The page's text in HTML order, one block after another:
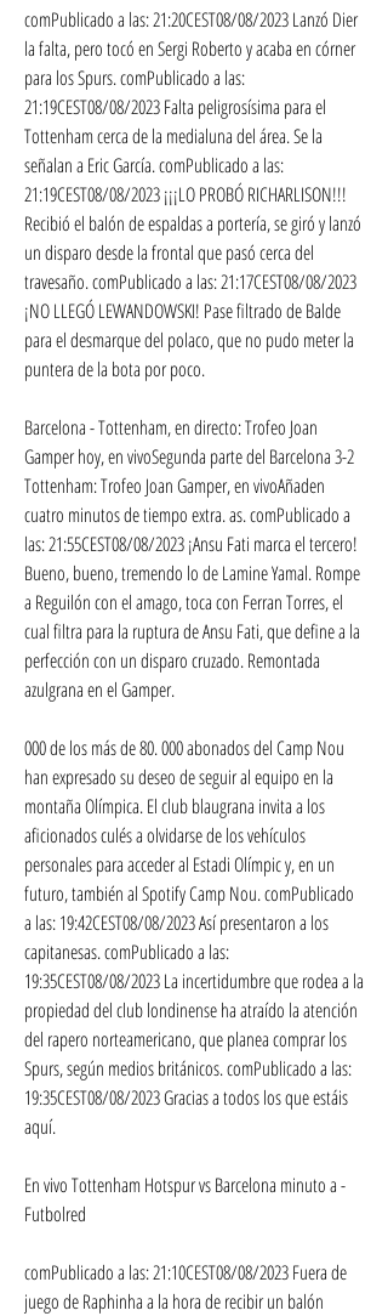
comPublicado a las: 21:20CEST08/08/2023 Lanzó Dier
la falta, pero tocó en Sergi Roberto y acaba en córner
para los Spurs. comPublicado a las:
21:19CEST08/08/2023 Falta peligrosísima para el
Tottenham cerca de la medialuna del área. Se la
señalan a Eric García. comPublicado a las:
21:19CEST08/08/2023 ¡¡¡LO PROBÓ RICHARLISON!!!
Recibió el balón de espaldas a portería, se giró y lanzó
un disparo desde la frontal que pasó cerca del
travesaño. comPublicado a las: 21:17CEST08/08/2023
¡NO LLEGÓ LEWANDOWSKI! Pase filtrado de Balde
para el desmarque del polaco, que no pudo meter la
puntera de la bota por poco.
Barcelona - Tottenham, en directo: Trofeo Joan
Gamper hoy, en vivoSegunda parte del Barcelona 3-2
Tottenham: Trofeo Joan Gamper, en vivoAñaden
cuatro minutos de tiempo extra. as. comPublicado a
las: 21:55CEST08/08/2023 ¡Ansu Fati marca el tercero!
Bueno, bueno, tremendo lo de Lamine Yamal. Rompe
a Reguilón con el amago, toca con Ferran Torres, el
cual filtra para la ruptura de Ansu Fati, que define a la
perfección con un disparo cruzado. Remontada
azulgrana en el Gamper.
000 de los más de 80. 000 abonados del Camp Nou
han expresado su deseo de seguir al equipo en la
montaña Olímpica. El club blaugrana invita a los
aficionados culés a olvidarse de los vehículos
personales para acceder al Estadi Olímpic y, en un
futuro, también al Spotify Camp Nou. comPublicado
a las: 19:42CEST08/08/2023 Así presentaron a los
capitanesas. comPublicado a las:
19:35CEST08/08/2023 La incertidumbre que rodea a la
propiedad del club londinense ha atraído la atención
del rapero norteamericano, que planea comprar los
Spurs, según medios británicos. comPublicado a las:
19:35CEST08/08/2023 Gracias a todos los que estáis
aquí.
En vivo Tottenham Hotspur vs Barcelona minuto a -
Futbolred
comPublicado a las: 21:10CEST08/08/2023 Fuera de
juego de Raphinha a la hora de recibir un balón